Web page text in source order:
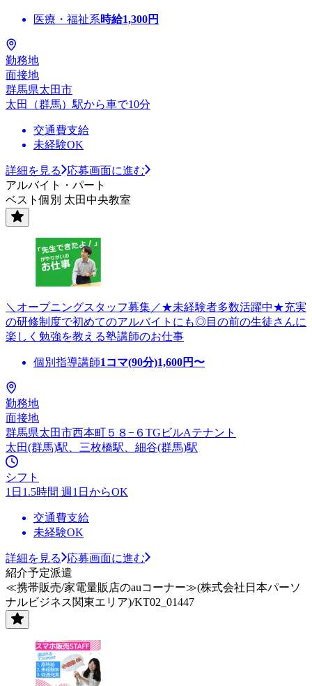
医療・福祉系時給1,300円
勤務地
面接地
群馬県太田市
太田（群馬）駅から車で10分
交通費支給
未経験OK
詳細を見る
応募画面に進む
アルバイト・パート
ベスト個別 太田中央教室
＼オープニングスタッフ募集／★未経験者多数活躍中★充実
の研修制度で初めてのアルバイトにも◎目の前の生徒さんに
楽しく勉強を教える塾講師のお仕事
個別指導講師1コマ(90分)1,600円〜
勤務地
面接地
群馬県太田市西本町５８−６TGビルAテナント
太田(群馬)駅、三枚橋駅、細谷(群馬)駅
シフト
1日1.5時間 週1日からOK
交通費支給
未経験OK
詳細を見る
応募画面に進む
紹介予定派遣
≪携帯販売/家電量販店のauコーナー≫(株式会社日本パーソ
ナルビジネス関東エリア)/KT02_01447